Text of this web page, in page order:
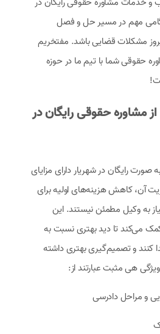
گامی مهم در مسیر حل و فصل
مشکلات قضایی باشد. مفتخریم
حقوقی شما با تیم ما در حوزه
مشاوره حقوقی رایگان در
رایگان در شهریار دارای مزایای
آن، کاهش هزینه‌های اولیه برای
به وکیل مطمئن نیستند. این
می‌کند تا دید بهتری نسبت به
و تصمیم‌گیری بهتری داشته
هی مثبت عبارتند از:
و مراحل دادرسی